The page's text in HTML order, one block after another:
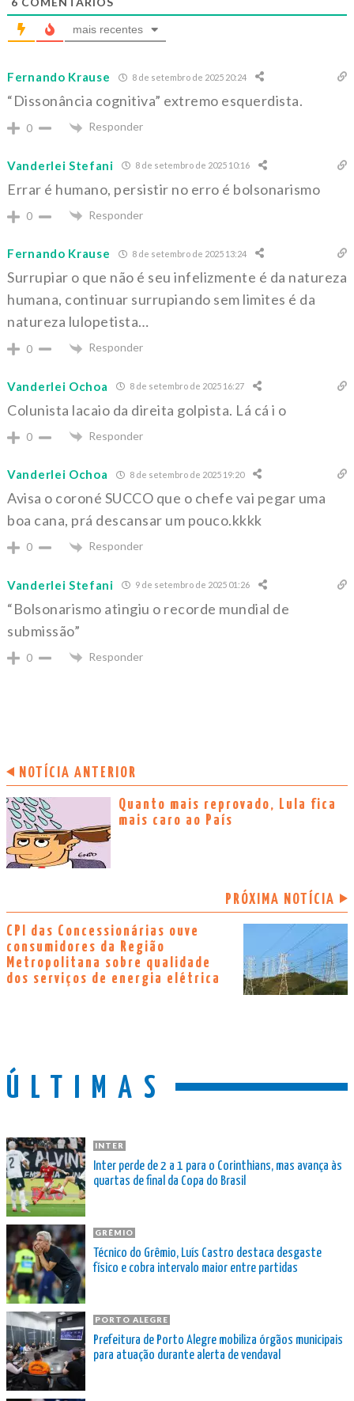
mais recentes
Fernando Krause 8 de setembro de 2025 20:24
“Dissonância cognitiva” extremo esquerdista.
0 Responder
Vanderlei Stefani 8 de setembro de 2025 10:16
Errar é humano, persistir no erro é bolsonarismo
0 Responder
Fernando Krause 8 de setembro de 2025 13:24
Surrupiar o que não é seu infelizmente é da natureza
humana, continuar surrupiando sem limites é da
natureza lulopetista…
0 Responder
Vanderlei Ochoa 8 de setembro de 2025 16:27
Colunista lacaio da direita golpista. Lá cá i o
0 Responder
Vanderlei Ochoa 8 de setembro de 2025 19:20
Avisa o coroné SUCCO que o chefe vai pegar uma
boa cana, prá descansar um pouco.kkkk
0 Responder
Vanderlei Stefani 9 de setembro de 2025 01:26
“Bolsonarismo atingiu o recorde mundial de
submissão”
0 Responder
NOTÍCIA ANTERIOR
Quanto mais reprovado, Lula fica
mais caro ao País
PRÓXIMA NOTÍCIA
CPI das Concessionárias ouve
consumidores da Região
Metropolitana sobre qualidade
dos serviços de energia elétrica
ÚLTIMAS
INTER
Inter perde de 2 a 1 para o Corinthians, mas avança às
quartas de final da Copa do Brasil
GRÊMIO
Técnico do Grêmio, Luís Castro destaca desgaste
físico e cobra intervalo maior entre partidas
PORTO ALEGRE
Prefeitura de Porto Alegre mobiliza órgãos municipais
para atuação durante alerta de vendaval